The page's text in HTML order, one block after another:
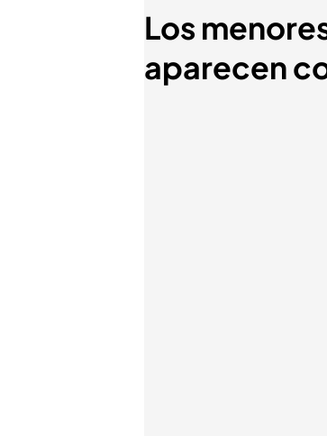
Los
aparecen